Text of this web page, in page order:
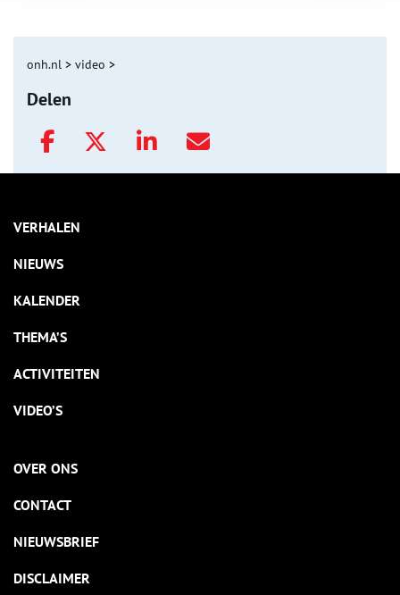
onh.nl > video >
Delen
VERHALEN
NIEUWS
KALENDER
THEMA’S
ACTIVITEITEN
VIDEO’S
OVER ONS
CONTACT
NIEUWSBRIEF
DISCLAIMER